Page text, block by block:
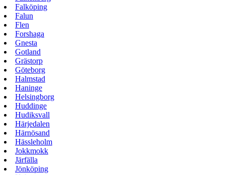
Falköping
Falun
Flen
Forshaga
Gnesta
Gotland
Grästorp
Göteborg
Halmstad
Haninge
Helsingborg
Huddinge
Hudiksvall
Härjedalen
Härnösand
Hässleholm
Jokkmokk
Järfälla
Jönköping